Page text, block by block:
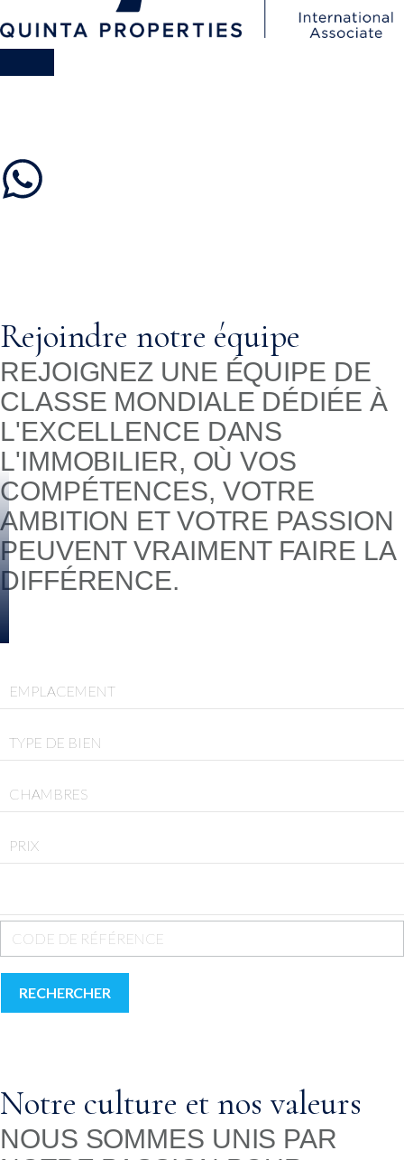
Rejoindre notre équipe
REJOIGNEZ UNE ÉQUIPE DE
CLASSE MONDIALE DÉDIÉE À
L'EXCELLENCE DANS
L'IMMOBILIER, OÙ VOS
COMPÉTENCES, VOTRE
AMBITION ET VOTRE PASSION
PEUVENT VRAIMENT FAIRE LA
DIFFÉRENCE.
EMPLACEMENT
TYPE DE BIEN
CHAMBRES
PRIX
RECHERCHER
Notre culture et nos valeurs
NOUS SOMMES UNIS PAR